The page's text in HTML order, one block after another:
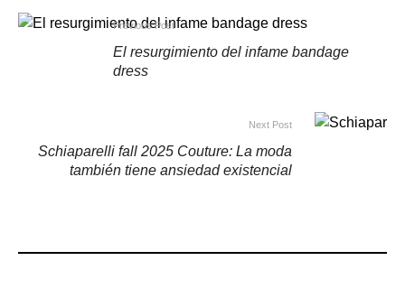
Previous Post
El resurgimiento del infame bandage
dress
Next Post
Schiaparelli fall 2025 Couture: La moda
también tiene ansiedad existencial